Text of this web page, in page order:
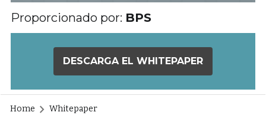
Proporcionado por: BPS
DESCARGA EL WHITEPAPER
Home Whitepaper